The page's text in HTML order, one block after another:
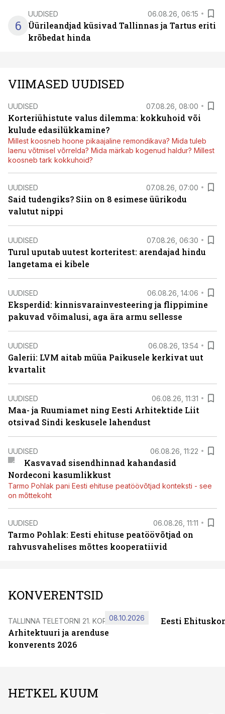
6
UUDISED 06.08.26, 06:15
Üürileandjad küsivad Tallinnas ja Tartus eriti
krõbedat hinda
VIIMASED UUDISED
UUDISED 07.08.26, 08:00
Korteriühistute valus dilemma: kokkuhoid või
kulude edasilükkamine?
Millest koosneb hoone pikaajaline remondikava? Mida tuleb
laenu võtmisel võrrelda? Mida märkab kogenud haldur? Millest
koosneb tark kokkuhoid?
UUDISED 07.08.26, 07:00
Said tudengiks? Siin on 8 esimese üürikodu
valutut nippi
UUDISED 07.08.26, 06:30
Turul uputab uutest korteritest: arendajad hindu
langetama ei kibele
UUDISED 06.08.26, 14:06
Eksperdid: kinnisvarainvesteering ja flippimine
pakuvad võimalusi, aga ära armu sellesse
UUDISED 06.08.26, 13:54
Galerii: LVM aitab müüa Paikusele kerkivat uut
kvartalit
UUDISED 06.08.26, 11:31
Maa- ja Ruumiamet ning Eesti Arhitektide Liit
otsivad Sindi keskusele lahendust
UUDISED 06.08.26, 11:22
Kasvavad sisendhinnad kahandasid
Nordeconi kasumlikkust
Tarmo Pohlak pani Eesti ehituse peatöövõtjad konteksti - see
on mõttekoht
UUDISED 06.08.26, 11:11
Tarmo Pohlak: Eesti ehituse peatöövõtjad on
rahvusvahelises mõttes kooperatiivid
KONVERENTSID
TALLINNA TELETORNI 21. KORRUSEL
Arhitektuuri ja arenduse
konverents 2026
08.10.2026 Eesti
HETKEL KUUM